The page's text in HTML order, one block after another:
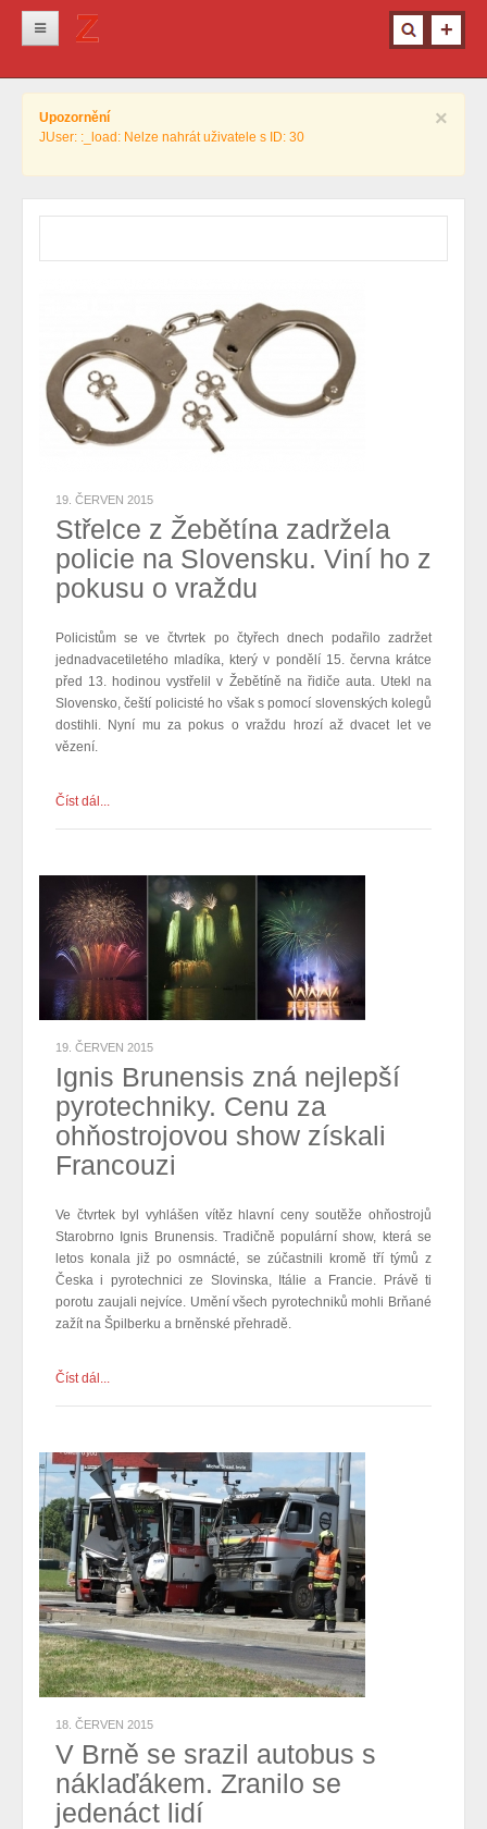
Krimi
Info z města
×
Upozornění
JUser: :_load: Nelze nahrát uživatele s ID: 30
19. ČERVEN 2015
Střelce z Žebětína zadržela
policie na Slovensku. Viní ho z
pokusu o vraždu
Policistům se ve čtvrtek po čtyřech dnech podařilo zadržet
jednadvacetiletého mladíka, který v pondělí 15. června krátce
před 13. hodinou vystřelil v Žebětíně na řidiče auta. Utekl na
Slovensko, čeští policisté ho však s pomocí slovenských kolegů
dostihli. Nyní mu za pokus o vraždu hrozí až dvacet let ve
vězení.
Číst dál...
19. ČERVEN 2015
Ignis Brunensis zná nejlepší
pyrotechniky. Cenu za
ohňostrojovou show získali
Francouzi
Ve čtvrtek byl vyhlášen vítěz hlavní ceny soutěže ohňostrojů
Starobrno Ignis Brunensis. Tradičně populární show, která se
letos konala již po osmnácté, se zúčastnili kromě tří týmů z
Česka i pyrotechnici ze Slovinska, Itálie a Francie. Právě ti
porotu zaujali nejvíce. Umění všech pyrotechniků mohli Brňané
zažít na Špilberku a brněnské přehradě.
Číst dál...
18. ČERVEN 2015
V Brně se srazil autobus s
náklaďákem. Zranilo se
jedenáct lidí